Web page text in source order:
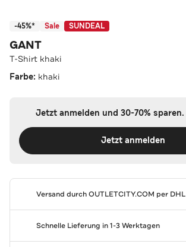
-45%* Sale SUNDEAL
GANT
T-Shirt khaki
Farbe: khaki
Jetzt anmelden und 30-70% sparen.
Jetzt anmelden
Versand durchOUTLETCITY.COM per DHL
Schnelle Lieferung in 1-3 Werktagen